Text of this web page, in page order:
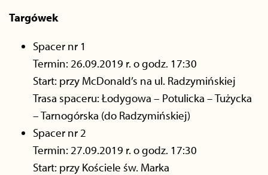
Targówek
Spacer nr 1
Termin: 26.09.2019 r. o godz. 17:30
Start: przy McDonald’s na ul. Radzymińskiej
Trasa spaceru: Łodygowa – Potulicka – Tużycka
– Tarnogórska (do Radzymińskiej)
Spacer nr 2
Termin: 27.09.2019 r. o godz. 17:30
Start: przy Kościele św. Marka